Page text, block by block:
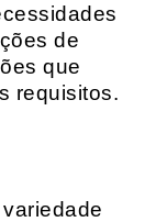
de
que
requisitos.